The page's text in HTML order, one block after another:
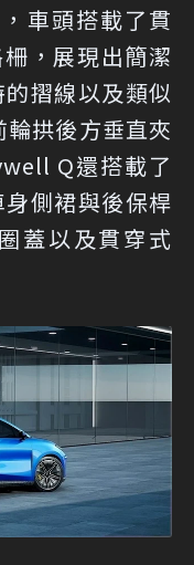
車頭搭載了貫
，展現出簡潔
摺線以及類似
拱後方垂直夾
Q還搭載了
側裙與後保桿
蓋以及貫穿式